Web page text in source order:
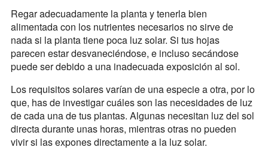
Regar adecuadamente la planta y tenerla bien
alimentada con los nutrientes necesarios no sirve de
nada si la planta tiene poca luz solar. Si tus hojas
parecen estar desvaneciéndose, e incluso secándose
puede ser debido a una inadecuada exposición al sol.
Los requisitos solares varían de una especie a otra, por lo
que, has de investigar cuáles son las necesidades de luz
de cada una de tus plantas. Algunas necesitan luz del sol
directa durante unas horas, mientras otras no pueden
vivir si las expones directamente a la luz solar.